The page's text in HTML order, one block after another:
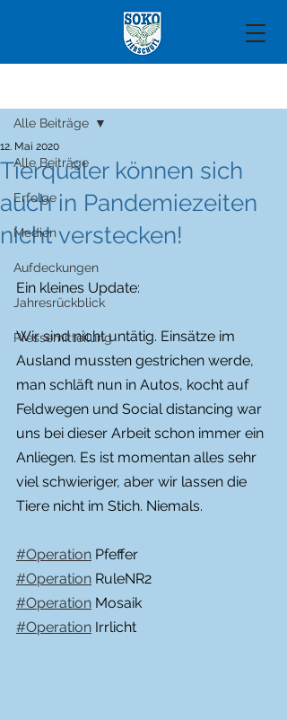
Alle Beiträge
Erfolge
Medien
Aufdeckungen
Jahresrückblick
Pressemitteilung
Alle Beiträge
Tierquäler können sich
auch in Pandemiezeiten
nicht verstecken!
12. Mai 2020
Ein kleines Update:
Wir sind nicht untätig. Einsätze im
Ausland mussten gestrichen werde,
man schläft nun in Autos, kocht auf
Feldwegen und Social distancing war
uns bei dieser Arbeit schon immer ein
Anliegen. Es ist momentan alles sehr
viel schwieriger, aber wir lassen die
Tiere nicht im Stich. Niemals.
#Operation Pfeffer
#Operation RuleNR2
#Operation Mosaik
#Operation Irrlicht